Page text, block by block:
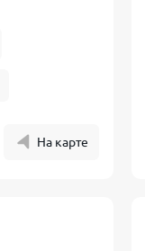
На карте